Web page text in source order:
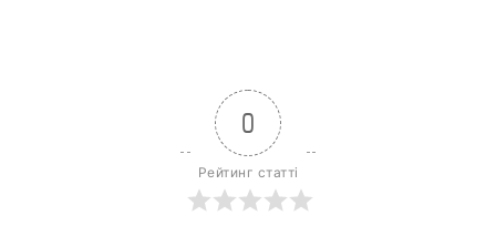
0
Рейтинг статті